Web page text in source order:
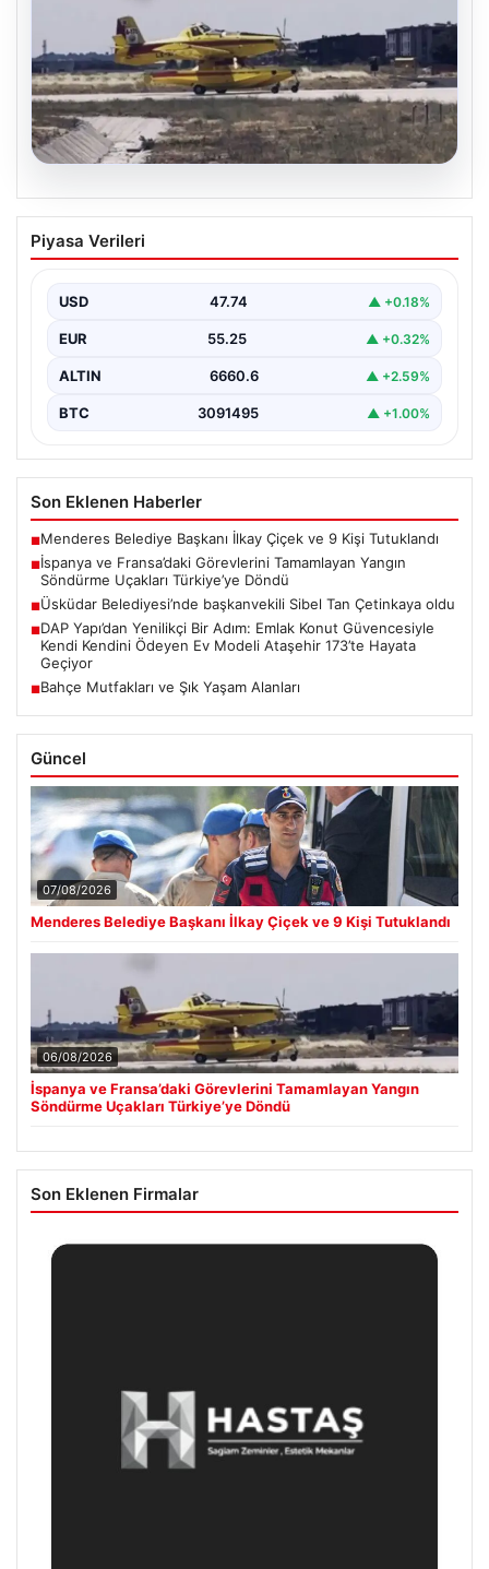
06.08.2026
İspanya ve Fransa’daki Görevlerini
Tamamlayan Yangın Söndürme Uçakları
Orman Genel Müdürlüğü tarafından yapılan açıklamada,
büyük…
Piyasa Verileri
USD 47.74 ▲ +0.18%
EUR 55.25 ▲ +0.32%
ALTIN 6660.6 ▲ +2.59%
BTC 3091495 ▲ +1.00%
Son Eklenen Haberler
■Menderes Belediye Başkanı İlkay Çiçek ve 9 Kişi Tutuklandı
■İspanya ve Fransa’daki Görevlerini Tamamlayan Yangın
Söndürme Uçakları Türkiye’ye Döndü
■Üsküdar Belediyesi’nde başkanvekili Sibel Tan Çetinkaya oldu
■DAP Yapı’dan Yenilikçi Bir Adım: Emlak Konut Güvencesiyle
Kendi Kendini Ödeyen Ev Modeli Ataşehir 173’te Hayata
Geçiyor
■Bahçe Mutfakları ve Şık Yaşam Alanları
Güncel
07/08/2026
Menderes Belediye Başkanı İlkay Çiçek ve 9 Kişi Tutuklandı
06/08/2026
İspanya ve Fransa’daki Görevlerini Tamamlayan Yangın
Söndürme Uçakları Türkiye’ye Döndü
Son Eklenen Firmalar